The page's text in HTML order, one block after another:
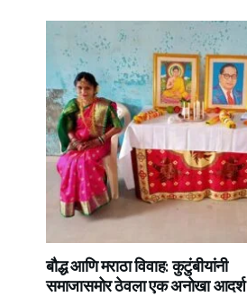
बौद्ध आणि मराठा विवाह: कुटुंबीयांनी
समाजासमोर ठेवला एक अनोखा आदर्श